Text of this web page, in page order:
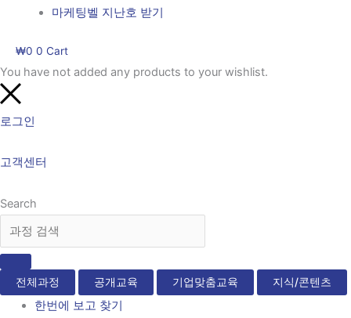
마케팅벨 지난호 받기
₩0 0 Cart
You have not added any products to your wishlist.
로그인
고객센터
Search
전체과정 공개교육 기업맞춤교육 지식/콘텐츠
한번에 보고 찾기